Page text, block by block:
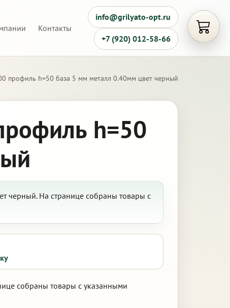
Контакты
info@grilyato-opt.ru
+7 (920) 012-58-66
профиль h=50 база 5 мм металл 0.40мм цвет черный
h=50
черный. На странице собраны товары с
собраны товары с указанными
Открыть